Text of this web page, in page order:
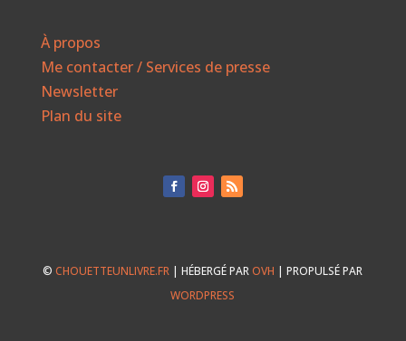
À propos
Me contacter / Services de presse
Newsletter
Plan du site
©CHOUETTEUNLIVRE.FR | HÉBERGÉ PAROVH | PROPULSÉ PAR
WORDPRESS